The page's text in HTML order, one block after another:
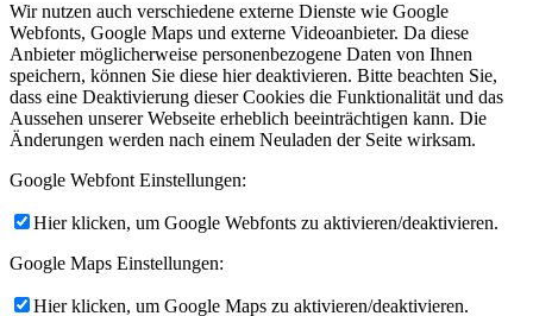
Wir nutzen auch verschiedene externe Dienste wie Google
Webfonts, Google Maps und externe Videoanbieter. Da diese
Anbieter möglicherweise personenbezogene Daten von Ihnen
speichern, können Sie diese hier deaktivieren. Bitte beachten Sie,
dass eine Deaktivierung dieser Cookies die Funktionalität und das
Aussehen unserer Webseite erheblich beeinträchtigen kann. Die
Änderungen werden nach einem Neuladen der Seite wirksam.
Google Webfont Einstellungen:
Hier klicken, um Google Webfonts zu aktivieren/deaktivieren.
Google Maps Einstellungen:
Hier klicken, um Google Maps zu aktivieren/deaktivieren.